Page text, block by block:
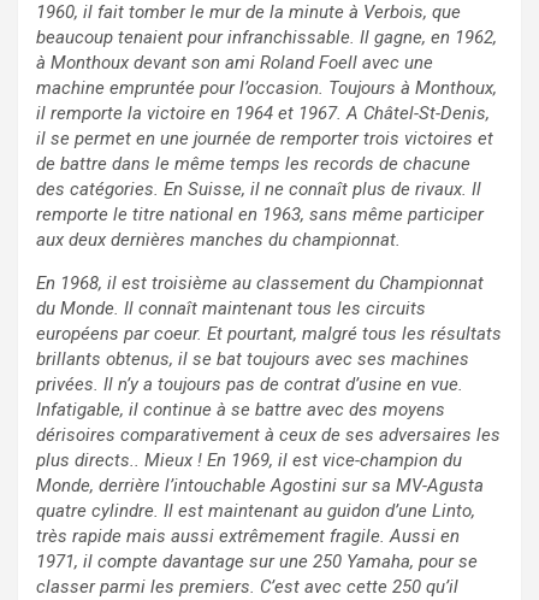
1960, il fait tomber le mur de la minute à Verbois, que
beaucoup tenaient pour infranchissable. Il gagne, en 1962,
à Monthoux devant son ami Roland Foell avec une
machine empruntée pour l’occasion. Toujours à Monthoux,
il remporte la victoire en 1964 et 1967. A Châtel-St-Denis,
il se permet en une journée de remporter trois victoires et
de battre dans le même temps les records de chacune
des catégories. En Suisse, il ne connaît plus de rivaux. Il
remporte le titre national en 1963, sans même participer
aux deux dernières manches du championnat.
En 1968, il est troisième au classement du Championnat
du Monde. Il connaît maintenant tous les circuits
européens par coeur. Et pourtant, malgré tous les résultats
brillants obtenus, il se bat toujours avec ses machines
privées. Il n’y a toujours pas de contrat d’usine en vue.
Infatigable, il continue à se battre avec des moyens
dérisoires comparativement à ceux de ses adversaires les
plus directs.. Mieux ! En 1969, il est vice-champion du
Monde, derrière l’intouchable Agostini sur sa MV-Agusta
quatre cylindre. Il est maintenant au guidon d’une Linto,
très rapide mais aussi extrêmement fragile. Aussi en
1971, il compte davantage sur une 250 Yamaha, pour se
classer parmi les premiers. C’est avec cette 250 qu’il